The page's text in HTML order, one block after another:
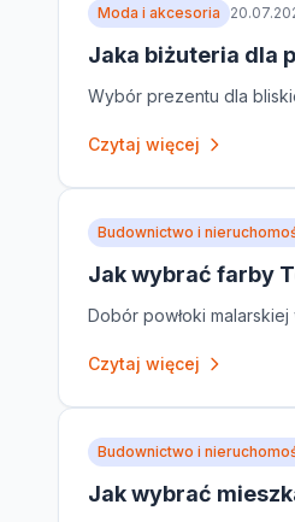
Moda i akcesoria
Jaka biżuteria dla
Wybór prezentu dla
Czytaj więcej
Budownictwo i
Jak wybrać farby
Dobór powłoki
Czytaj więcej
Budownictwo i
Jak wybrać